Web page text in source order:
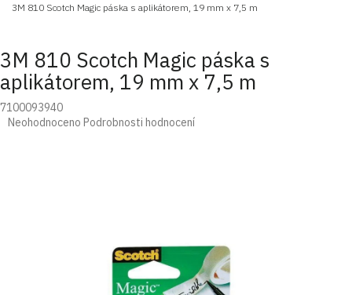
3M 810 Scotch Magic páska s aplikátorem, 19 mm x 7,5 m
3M 810 Scotch Magic páska s
aplikátorem, 19 mm x 7,5 m
7100093940
Průměrné
Neohodnoceno Podrobnosti hodnocení